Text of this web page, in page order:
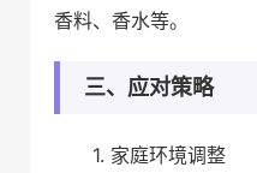
香料、香水等。
三、应对策略
1. 家庭环境调整